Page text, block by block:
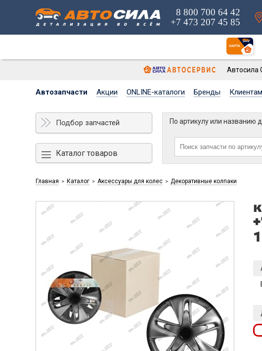
8 800 700 64 42
+7 473 207 45 85
Автосила
Автозапчасти Акции ONLINE-каталоги Бренды Клиентам
Подбор запчастей
Каталог товаров
По артикулу или названию
Главная > Каталог > Аксессуары для колес > Декоративные колпаки